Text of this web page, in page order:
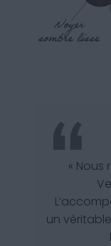
«
un